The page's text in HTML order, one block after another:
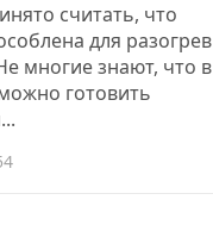
считать, что
для разогрев
многие знают, что в
готовить